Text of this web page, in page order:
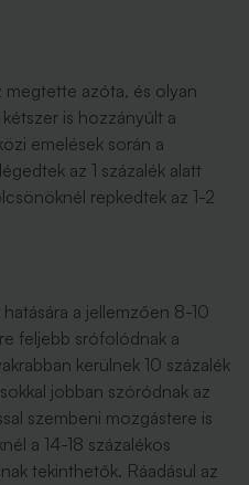
megtette azóta, és olyan
is hozzányúlt a
emelések során a
az 1 százalék alatt
repkedtek az 1-2
a jellemzően 8-10
feljebb srófolódnak a
kerülnek 10 százalék
jobban szóródnak az
szembeni mozgástere is
a 14-18 százalékos
tekinthetők. Ráadásul az